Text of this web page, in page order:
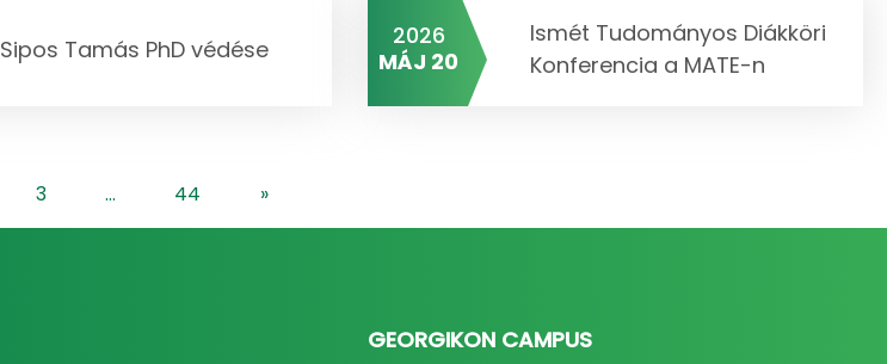
Sipos Tamás PhD védése
2026
MÁJ 20
Ismét Tudományos Diákköri
Konferencia a MATE-n
3 ... 44 »
"content-lister.next"
GEORGIKON CAMPUS